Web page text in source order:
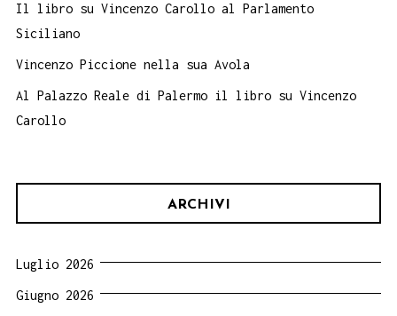
Il libro su Vincenzo Carollo al Parlamento
Siciliano
Vincenzo Piccione nella sua Avola
Al Palazzo Reale di Palermo il libro su Vincenzo
Carollo
ARCHIVI
Luglio 2026
Giugno 2026